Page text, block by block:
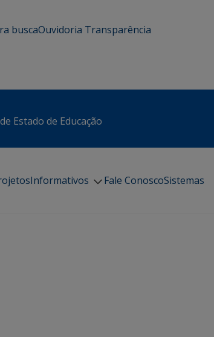
buscaOuvidoria Transparência
Estado de Educação
Informativos Fale ConoscoSistemas